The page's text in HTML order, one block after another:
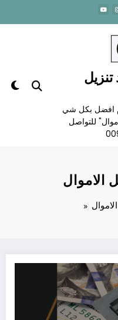
افضل بكل شي
للتواصل